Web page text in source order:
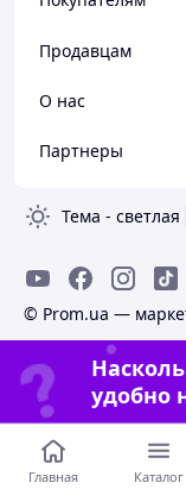
Продавцам
О нас
Партнеры
Тема - светлая
© Prom.ua —
удобно
Главная Каталог